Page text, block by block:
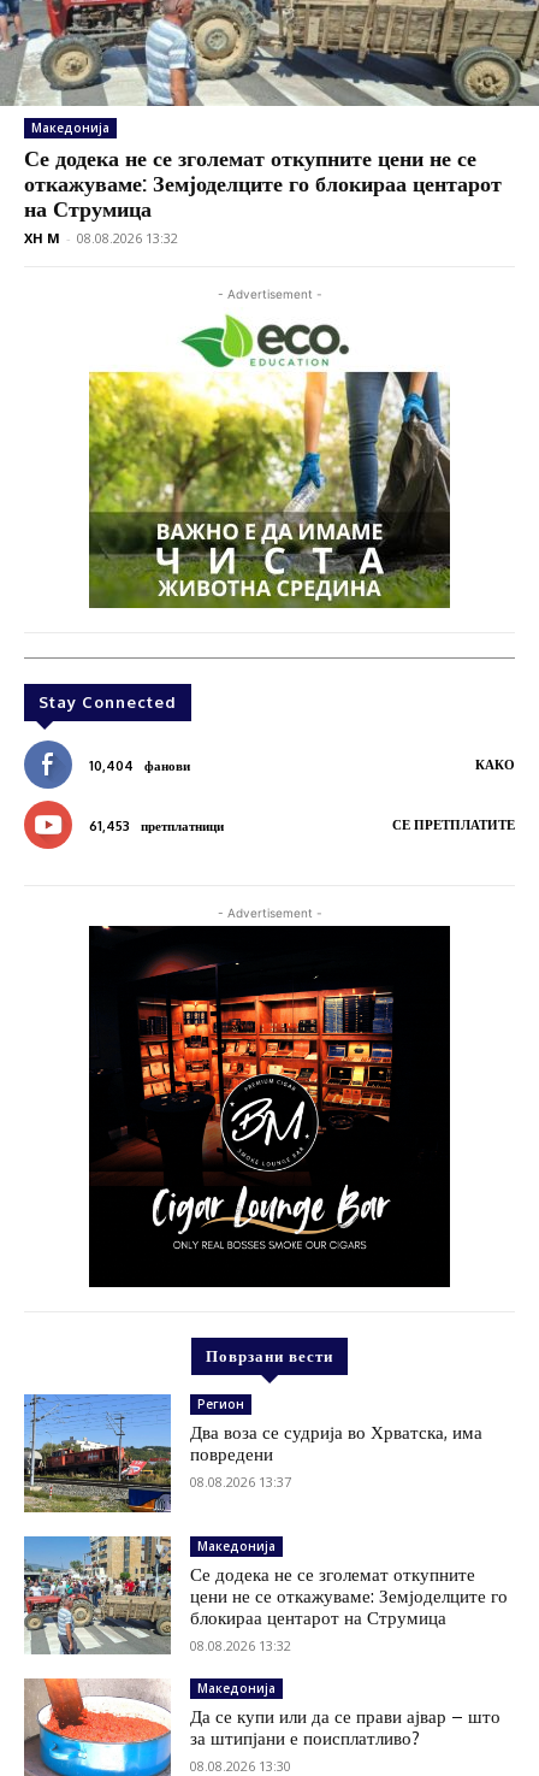
Македонија
Се додека не се зголемат откупните цени не се
откажуваме: Земјоделците го блокираа центарот
на Струмица
XH M - 08.08.2026 13:32
- Advertisement -
Stay Connected
10,404 фанови КАКО
61,453 претплатници СЕ ПРЕТПЛАТИТЕ
- Advertisement -
Поврзани вести
Регион
Два воза се судрија во Хрватска, има
повредени
08.08.2026 13:37
Македонија
Се додека не се зголемат откупните
цени не се откажуваме: Земјоделците го
блокираа центарот на Струмица
08.08.2026 13:32
Македонија
Да се купи или да се прави ајвар – што
за штипјани е поисплатливо?
08.08.2026 13:30